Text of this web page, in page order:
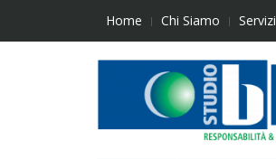
content
Home Chi Siamo Servizi